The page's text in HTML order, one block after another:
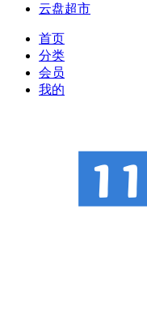
云盘超市
首页
分类
会员
我的